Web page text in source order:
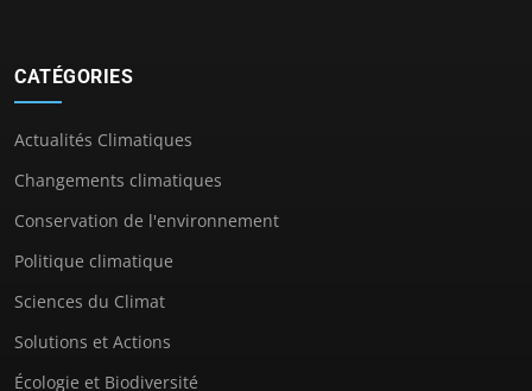
CATÉGORIES
Actualités Climatiques
Changements climatiques
Conservation de l'environnement
Politique climatique
Sciences du Climat
Solutions et Actions
Écologie et Biodiversité